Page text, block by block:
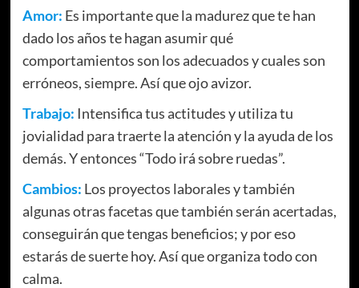
Amor: Es importante que la madurez que te han
dado los años te hagan asumir qué
comportamientos son los adecuados y cuales son
erróneos, siempre. Así que ojo avizor.
Trabajo: Intensifica tus actitudes y utiliza tu
jovialidad para traerte la atención y la ayuda de los
demás. Y entonces “Todo irá sobre ruedas”.
Cambios: Los proyectos laborales y también
algunas otras facetas que también serán acertadas,
conseguirán que tengas beneficios; y por eso
estarás de suerte hoy. Así que organiza todo con
calma.